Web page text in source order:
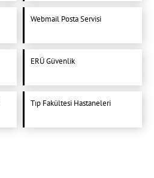
Webmail Posta Servisi
ERÜ Güvenlik
Tıp Fakültesi Hastaneleri